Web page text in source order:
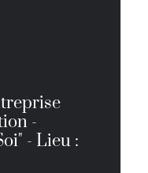
-
- Lieu :